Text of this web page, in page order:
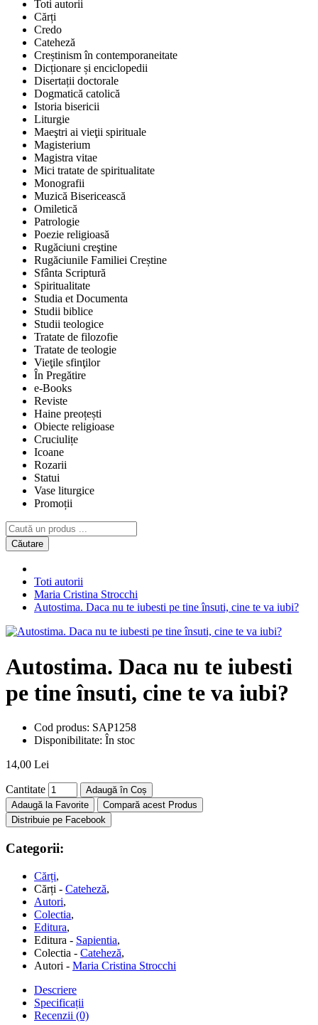
Toti autorii
Cărți
Credo
Cateheză
Creștinism în contemporaneitate
Dicționare și enciclopedii
Disertații doctorale
Dogmatică catolică
Istoria bisericii
Liturgie
Maeştri ai vieţii spirituale
Magisterium
Magistra vitae
Mici tratate de spiritualitate
Monografii
Muzică Bisericească
Omiletică
Patrologie
Poezie religioasă
Rugăciuni creştine
Rugăciunile Familiei Creștine
Sfânta Scriptură
Spiritualitate
Studia et Documenta
Studii biblice
Studii teologice
Tratate de filozofie
Tratate de teologie
Vieţile sfinţilor
În Pregătire
e-Books
Reviste
Haine preoțești
Obiecte religioase
Cruciulițe
Icoane
Rozarii
Statui
Vase liturgice
Promoții
Căutare
Toti autorii
Maria Cristina Strocchi
Autostima. Daca nu te iubesti pe tine însuti, cine te va iubi?
Autostima. Daca nu te iubesti
pe tine însuti, cine te va iubi?
Cod produs: SAP1258
Disponibilitate: În stoc
14,00 Lei
Cantitate
Adaugă în Coș
Adaugă la Favorite
Compară acest Produs
Distribuie pe Facebook
Categorii:
Cărți,
Cărți - Cateheză,
Autori,
Colectia,
Editura,
Editura - Sapientia,
Colectia - Cateheză,
Autori - Maria Cristina Strocchi
Descriere
Specificații
Recenzii (0)